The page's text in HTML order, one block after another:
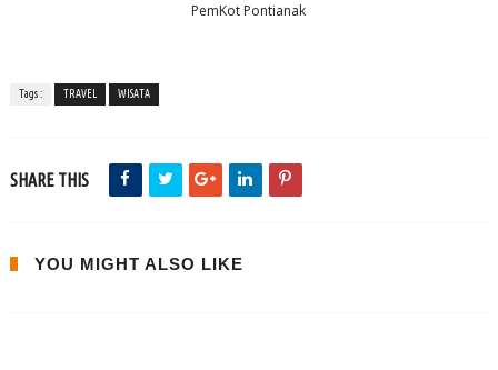
PemKot Pontianak
Tags : TRAVEL WISATA
SHARE THIS
YOU MIGHT ALSO LIKE